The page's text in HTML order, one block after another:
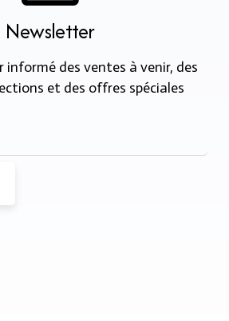
Newsletter
informé des ventes à venir, des
et des offres spéciales